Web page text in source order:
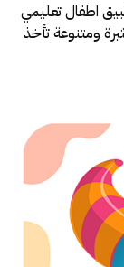
اطفال تعليمي
ومتنوعة تأخذ